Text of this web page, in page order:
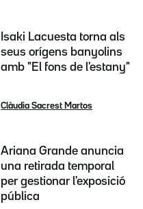
Isaki Lacuesta torna als
seus orígens banyolins
amb "El fons de l'estany"
Clàudia Sacrest Martos
Ariana Grande anuncia
una retirada temporal
per gestionar l'exposició
pública